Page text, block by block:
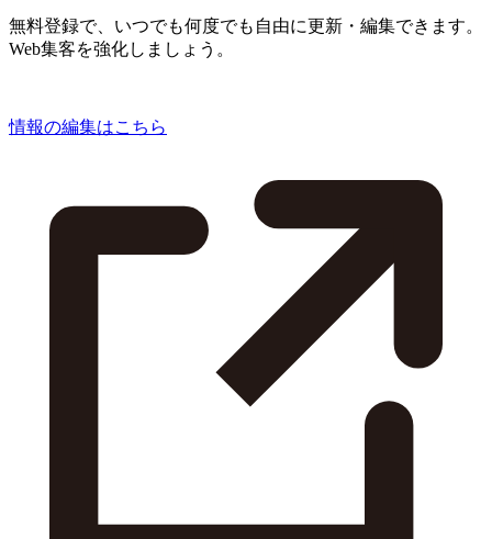
無料登録で、いつでも何度でも自由に更新・編集できます。
Web集客を強化しましょう。
情報の編集はこちら